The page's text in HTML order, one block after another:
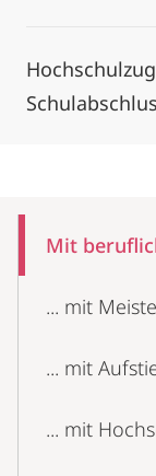
Navigation
Mit
... mit
... mit
... mit